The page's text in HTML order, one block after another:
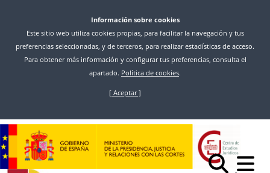
main
Información sobre cookies
Este sitio web utiliza cookies propias, para facilitar la navegación y tus
preferencias seleccionadas, y de terceros, para realizar estadísticas de acceso.
Para obtener más información y configurar tus preferencias, consulta el
apartado. Política de cookies.
[ Aceptar ]